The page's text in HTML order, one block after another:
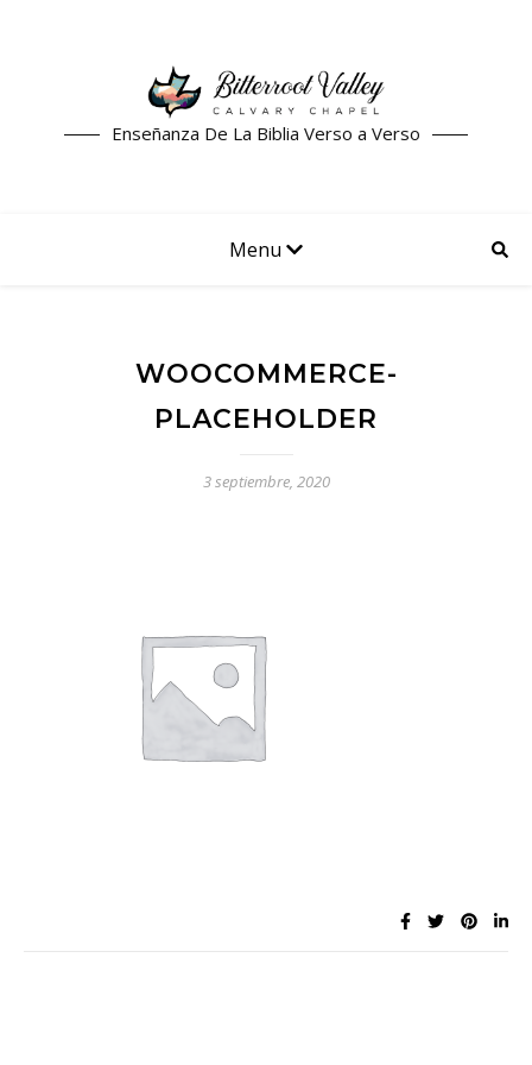
Enseñanza De La Biblia Verso a Verso
Menu
WOOCOMMERCE-
PLACEHOLDER
3 septiembre, 2020